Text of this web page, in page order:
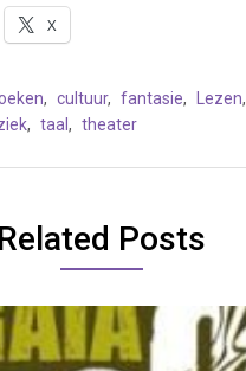
X
, cultuur, fantasie, Lezen,
, taal , theater
Related Posts